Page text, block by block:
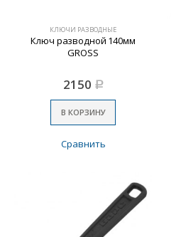
КЛЮЧИ РАЗВОДНЫЕ
Ключ разводной 140мм
GROSS
2150 Р
В КОРЗИНУ
Сравнить